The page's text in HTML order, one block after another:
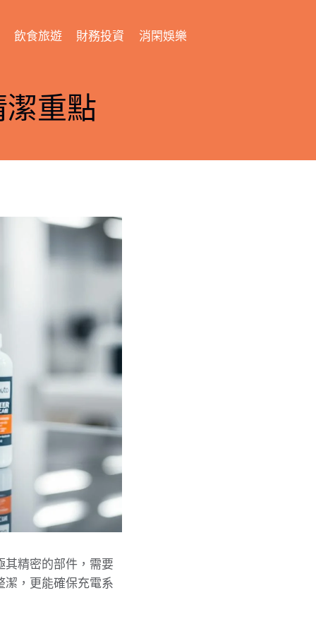
飲食旅遊 財務投資 消閑娛樂
重點
其精密的部件，需要
潔，更能確保充電系